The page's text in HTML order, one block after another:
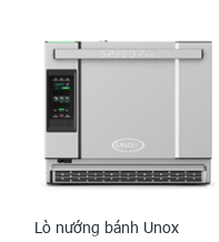
Lò nướng bánh Unox